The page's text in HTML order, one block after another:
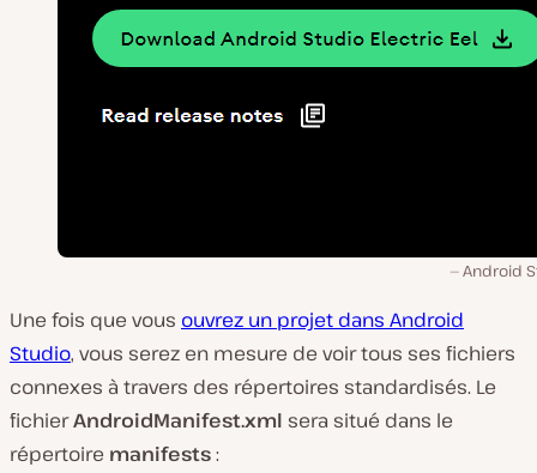
Android
Une fois que vous ouvrez un projet dans Android
Studio, vous serez en mesure de voir tous ses fichiers
connexes à travers des répertoires standardisés. Le
fichierAndroidManifest.xml sera situé dans le
répertoire manifests: